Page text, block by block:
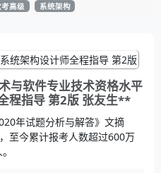
高级 系统架构
与软件专业技术资格水平
程指导 第2版 张友生**
年试题分析与解答》文摘
至今累计报考人数超过600万